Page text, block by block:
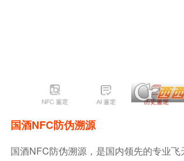
国酒NFC防伪溯源
国酒NFC防伪溯源，是国内领先的专业